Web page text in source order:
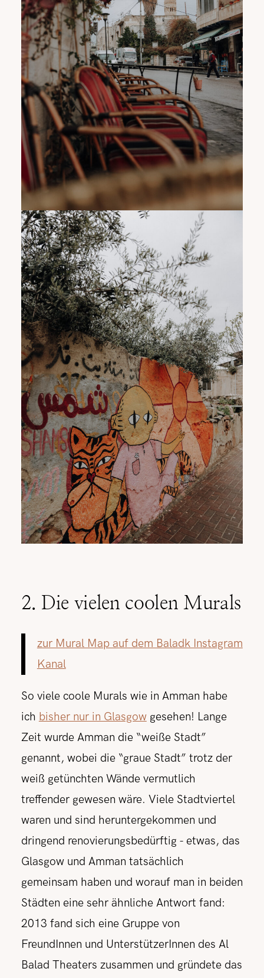
2. Die vielen coolen Murals
zur Mural Map auf dem Baladk Instagram
Kanal
So viele coole Murals wie in Amman habe
ich bisher nur in Glasgowgesehen! Lange
Zeit wurde Amman die “weiße Stadt”
genannt, wobei die “graue Stadt” trotz der
weiß getünchten Wände vermutlich
treffender gewesen wäre. Viele Stadtviertel
waren und sind heruntergekommen und
dringend renovierungsbedürftig - etwas, das
Glasgow und Amman tatsächlich
gemeinsam haben und worauf man in beiden
Städten eine sehr ähnliche Antwort fand:
2013 fand sich eine Gruppe von
FreundInnen und UnterstützerInnen des Al
Balad Theaters zusammen und gründete das